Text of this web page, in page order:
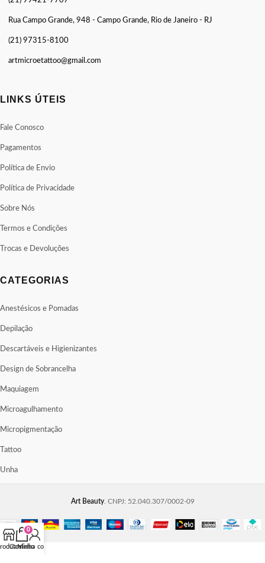
Rua Campo Grande, 948 - Campo Grande, Rio de Janeiro - RJ
(21) 97315-8100
artmicroetattoo@gmail.com
LINKS ÚTEIS
Fale Conosco
Pagamentos
Política de Envio
Política de Privacidade
Sobre Nós
Termos e Condições
Trocas e Devoluções
CATEGORIAS
Anestésicos e Pomadas
Depilação
Descartáveis e Higienizantes
Design de Sobrancelha
Maquiagem
Microagulhamento
Micropigmentação
Tattoo
Unha
Art Beauty. CNPJ: 52.040.307/0002-09
0
Carrinho
Minha conta